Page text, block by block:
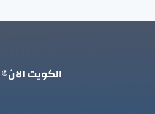
الكويت الان©